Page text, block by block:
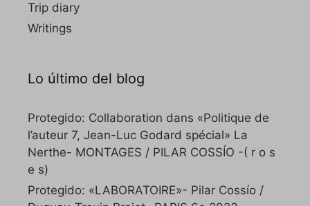
Trip diary
Writings
Lo último del blog
Protegido: Collaboration dans «Politique de
l’auteur 7, Jean-Luc Godard spécial» La
Nerthe- MONTAGES / PILAR COSSÍO -( r o s
e s)
Protegido: «LABORATOIRE»- Pilar Cossío /